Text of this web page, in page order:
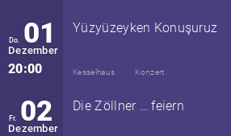
Do. 01
Dezember
20:00
Yüzyüzeyken Konuşuruz
Kesselhaus Konzert
Fr. 02
Dezember
Die Zöllner … feiern